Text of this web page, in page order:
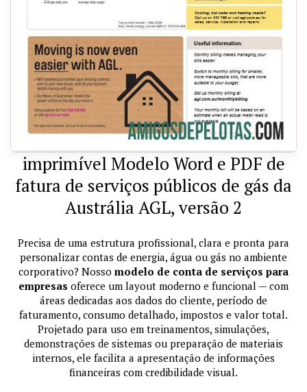
imprimível Modelo Word e PDF de
fatura de serviços públicos de gás da
Austrália AGL, versão 2
Precisa de uma estrutura profissional, clara e pronta para
personalizar contas de energia, água ou gás no ambiente
corporativo? Nosso modelo de conta de serviços para
empresas oferece um layout moderno e funcional — com
áreas dedicadas aos dados do cliente, período de
faturamento, consumo detalhado, impostos e valor total.
Projetado para uso em treinamentos, simulações,
demonstrações de sistemas ou preparação de materiais
internos, ele facilita a apresentação de informações
financeiras com credibilidade visual.